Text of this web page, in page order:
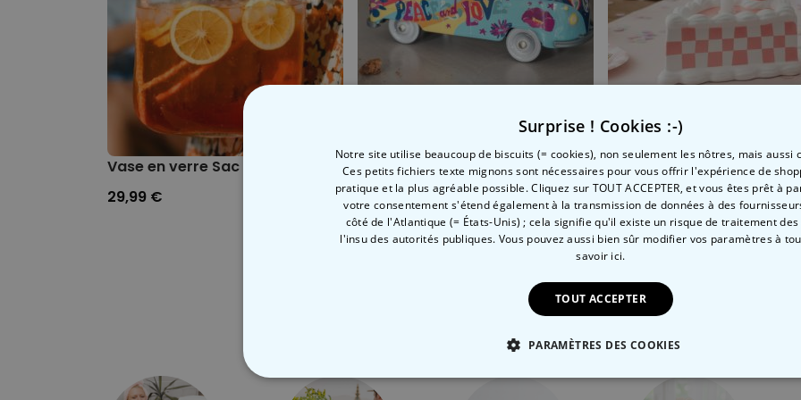
Vase en verre Sac à main
29,99 €
Boite métal Combi VW
12,99 €
Bougeoir Part de gâteau
14,99 €
Catégorie concernée
Surprise ! Cookies :-)
Notre site utilise beaucoup de biscuits (= cookies), non seulement les nôtres, mais aussi
Ces petits fichiers texte mignons sont nécessaires pour vous offrir l'expérience de
pratique et la plus agréable possible. Cliquez sur TOUT ACCEPTER, et vous êtes prêt à
votre consentement s'étend également à la transmission de données à des
côté de l'Atlantique (= États-Unis) ; cela signifie qu'il existe un risque de traitement des
l'insu des autorités publiques. Vous pouvez aussi bien sûr modifier vos paramètres à
savoir ici.
TOUT ACCEPTER
PARAMÈTRES DES COOKIES
STRICTEMENT NÉCESSAIRE COMMERCIALISATION